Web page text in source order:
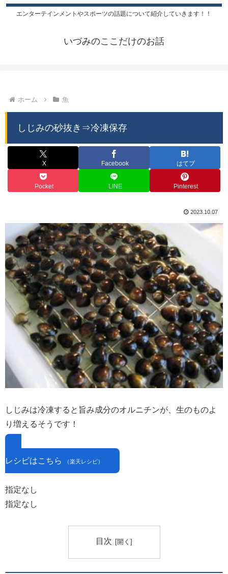
エンターテインメントやスポーツの話題について紹介していきます！！
いづみのここだけのお話
ホーム 魚
しじみの砂抜き⇒冷凍保存
X Facebook はてブ
Pocket LINE Pinterest
2023.10.07
しじみは冷凍すると旨み成分のオルニチンが、生のものよ
り増えるそうです！
レシピはこちら （楽天レシピ）
指定なし
指定なし
目次